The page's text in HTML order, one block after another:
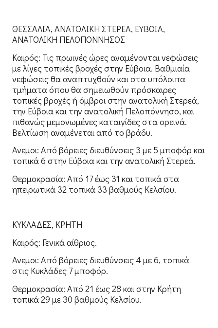
ΘΕΣΣΑΛΙΑ, ΑΝΑΤΟΛΙΚΗ ΣΤΕΡΕΑ, ΕΥΒΟΙΑ,
ΑΝΑΤΟΛΙΚΗ ΠΕΛΟΠΟΝΝΗΣΟΣ
Καιρός: Τις πρωινές ώρες αναμένονται νεφώσεις
με λίγες τοπικές βροχές στην Εύβοια. Βαθμιαία
νεφώσεις θα αναπτυχθούν και στα υπόλοιπα
τμήματα όπου θα σημειωθούν πρόσκαιρες
τοπικές βροχές ή όμβροι στην ανατολική Στερεά,
την Εύβοια και την ανατολική Πελοπόννησο, και
πιθανώς μεμονωμένες καταιγίδες στα ορεινά.
Βελτίωση αναμένεται από το βράδυ.
Ανεμοι: Από βόρειες διευθύνσεις 3 με 5 μποφόρ και
τοπικά 6 στην Εύβοια και την ανατολική Στερεά.
Θερμοκρασία: Από 17 έως 31 και τοπικά στα
ηπειρωτικά 32 τοπικά 33 βαθμούς Κελσίου.
ΚΥΚΛΑΔΕΣ, ΚΡΗΤΗ
Καιρός: Γενικά αίθριος.
Ανεμοι: Από βόρειες διευθύνσεις 4 με 6, τοπικά
στις Κυκλάδες 7 μποφόρ.
Θερμοκρασία: Από 21 έως 28 και στην Κρήτη
τοπικά 29 με 30 βαθμούς Κελσίου.